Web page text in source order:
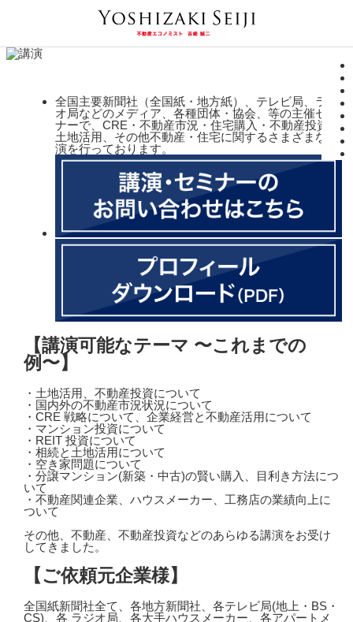
全国主要新聞社（全国紙・地方紙）、テレビ局、ラジ
オ局などのメディア、各種団体・協会、等の主催セミ
ナーで、CRE・不動産市況・住宅購入・不動産投資・
土地活用、その他不動産・住宅に関するさまざまな講
演を行っております。
【講演可能なテーマ 〜これまでの
例〜】
・土地活用、不動産投資について
・国内外の不動産市況状況について
・CRE 戦略について、企業経営と不動産活用について
・マンション投資について
・REIT 投資について
・相続と土地活用について
・空き家問題について
・分譲マンション(新築・中古)の賢い購入、目利き方法につ
いて
・不動産関連企業、ハウスメーカー、工務店の業績向上に
ついて
その他、不動産、不動産投資などのあらゆる講演をお受け
してきました。
【ご依頼元企業様】
全国紙新聞社全て、各地方新聞社、各テレビ局(地上・BS・
CS)、各 ラジオ局、各大手ハウスメーカー、各アパートメ